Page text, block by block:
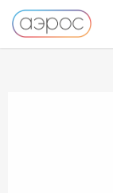
в наличии
в наличии